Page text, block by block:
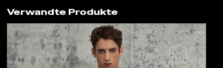
Verwandte Produkte